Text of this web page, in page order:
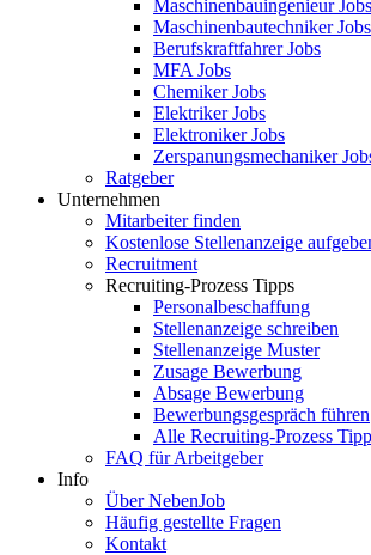
Maschinenbauingenieur Jobs
Maschinenbautechniker Jobs
Berufskraftfahrer Jobs
MFA Jobs
Chemiker Jobs
Elektriker Jobs
Elektroniker Jobs
Zerspanungsmechaniker
Ratgeber
Unternehmen
Mitarbeiter finden
Kostenlose Stellenanzeige
Recruitment
Recruiting-Prozess Tipps
Personalbeschaffung
Stellenanzeige schreiben
Stellenanzeige Muster
Zusage Bewerbung
Absage Bewerbung
Bewerbungsgespräch führen
Alle Recruiting-Prozess
FAQ für Arbeitgeber
Info
Über NebenJob
Häufig gestellte Fragen
Kontakt